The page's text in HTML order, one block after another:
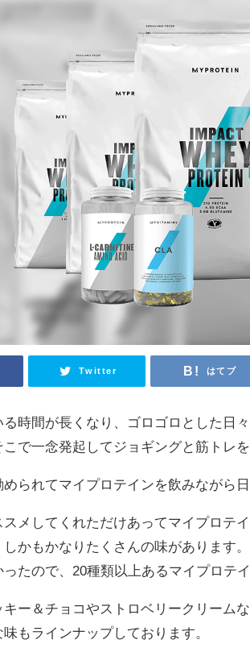
Twitter はてブ
る時間が長くなり、ゴロゴロとした日
こで一念発起してジョギングと筋トレ
められてマイプロテインを飲みながら
スメしてくれただけあってマイプロテ
しかもかなりたくさんの味があります
ったので、20種類以上あるマイプロテ
キー＆チョコやストロベリークリーム
もラインナップしております。